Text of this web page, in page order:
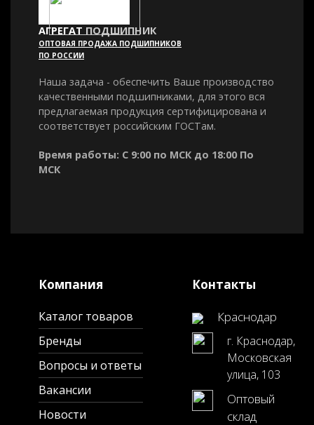
АГРЕГАТ ПОДШИПНИК
ОПТОВАЯ ПРОДАЖА ПОДШИПНИКОВ
ПО РОССИИ
Наша задача - обеспечить Ваше производство
качественными подшипниками, для этого вся
предлагаемая продукция сертифицирована и
соответствует российским ГОСТам.
Время работы: С 9:00 по МСК до 18:00 По
МСК
Компания
Каталог товаров
Бренды
Вопросы и ответы
Вакансии
Новости
Контакты
Краснодар
г. Краснодар,
Московская
улица, 103
Оптовый
склад